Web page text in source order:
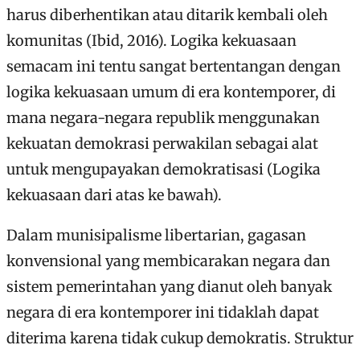
harus diberhentikan atau ditarik kembali oleh
komunitas (Ibid, 2016). Logika kekuasaan
semacam ini tentu sangat bertentangan dengan
logika kekuasaan umum di era kontemporer, di
mana negara-negara republik menggunakan
kekuatan demokrasi perwakilan sebagai alat
untuk mengupayakan demokratisasi (Logika
kekuasaan dari atas ke bawah).
Dalam munisipalisme libertarian, gagasan
konvensional yang membicarakan negara dan
sistem pemerintahan yang dianut oleh banyak
negara di era kontemporer ini tidaklah dapat
diterima karena tidak cukup demokratis. Struktur